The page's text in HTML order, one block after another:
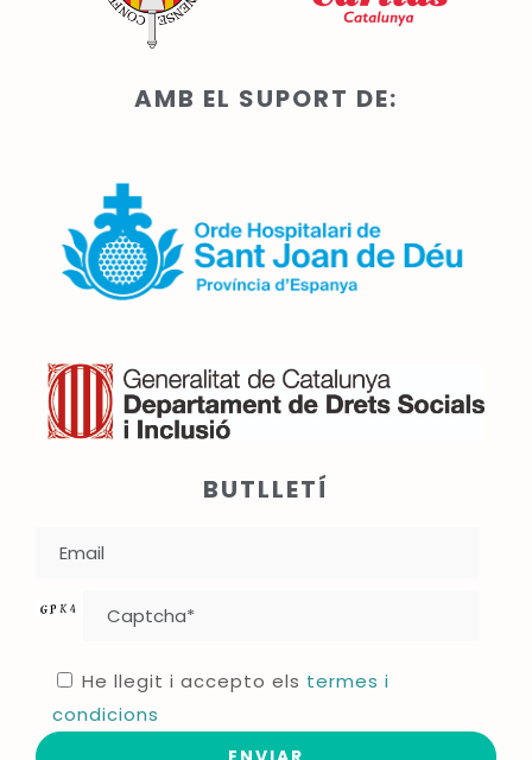
AMB EL SUPORT DE:
BUTLLETÍ
He llegit i accepto els termes i
condicions